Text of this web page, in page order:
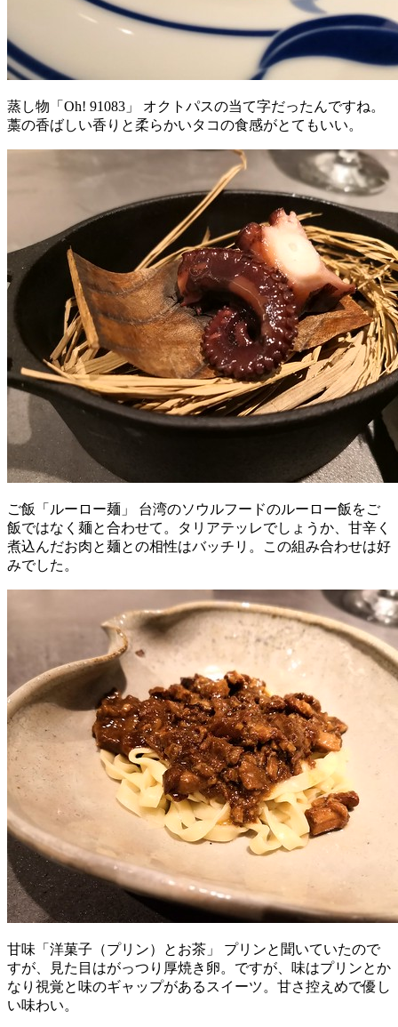
蒸し物「Oh! 91083」 オクトパスの当て字だったんですね。
藁の香ばしい香りと柔らかいタコの食感がとてもいい。
ご飯「ルーロー麺」 台湾のソウルフードのルーロー飯をご
飯ではなく麺と合わせて。タリアテッレでしょうか、甘辛く
煮込んだお肉と麺との相性はバッチリ。この組み合わせは好
みでした。
甘味「洋菓子（プリン）とお茶」 プリンと聞いていたので
すが、見た目はがっつり厚焼き卵。ですが、味はプリンとか
なり視覚と味のギャップがあるスイーツ。甘さ控えめで優し
い味わい。